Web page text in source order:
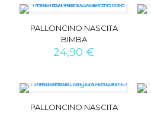
PALLONCINO NASCITA
BIMBA
24,90 €
PALLONCINO NASCITA